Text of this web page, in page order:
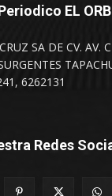
EL
SA DE CV. AV.
6262131
Redes